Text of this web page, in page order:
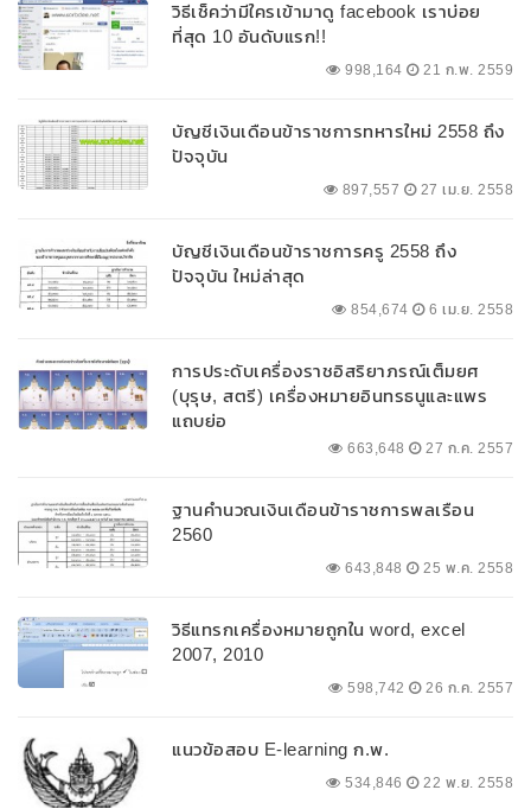
วิธีเช็คว่ามีใครเข้ามาดู facebook เราบ่อย
ที่สุด 10 อันดับแรก!!
998,164 21 ก.พ. 2559
บัญชีเงินเดือนข้าราชการทหารใหม่ 2558 ถึง
ปัจจุบัน
897,557 27 เม.ย. 2558
บัญชีเงินเดือนข้าราชการครู 2558 ถึง
ปัจจุบัน ใหม่ล่าสุด
854,674 6 เม.ย. 2558
การประดับเครื่องราชอิสริยาภรณ์เต็มยศ
(บุรุษ, สตรี) เครื่องหมายอินทรธนูและแพร
แถบย่อ
663,648 27 ก.ค. 2557
ฐานคำนวณเงินเดือนข้าราชการพลเรือน
2560
643,848 25 พ.ค. 2558
วิธีแทรกเครื่องหมายถูกใน word, excel
2007, 2010
598,742 26 ก.ค. 2557
แนวข้อสอบ E-learning ก.พ.
534,846 22 พ.ย. 2558